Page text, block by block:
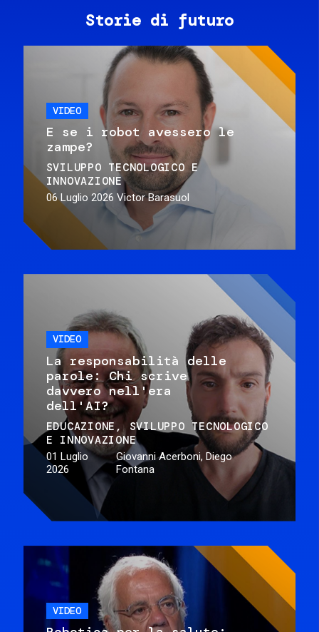
Storie di futuro
VIDEO
E se i robot avessero le
zampe?
SVILUPPO TECNOLOGICO E
INNOVAZIONE
06 Luglio 2026 Victor Barasuol
VIDEO
La responsabilità delle
parole: Chi scrive
davvero nell'era
dell'AI?
EDUCAZIONE
SVILUPPO TECNOLOGICO
E INNOVAZIONE
01 Luglio
2026
Giovanni Acerboni, Diego
Fontana
VIDEO